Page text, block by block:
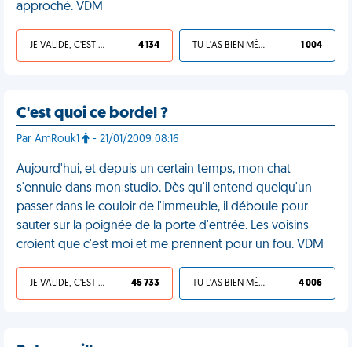
approché. VDM
JE VALIDE, C'EST UNE VDM 4 134 TU L'AS BIEN MÉRITÉ 1 004
C'est quoi ce bordel ?
Par AmRouk1 - 21/01/2009 08:16
Aujourd'hui, et depuis un certain temps, mon chat
s'ennuie dans mon studio. Dès qu'il entend quelqu'un
passer dans le couloir de l'immeuble, il déboule pour
sauter sur la poignée de la porte d'entrée. Les voisins
croient que c'est moi et me prennent pour un fou. VDM
JE VALIDE, C'EST UNE VDM 45 733 TU L'AS BIEN MÉRITÉ 4 006